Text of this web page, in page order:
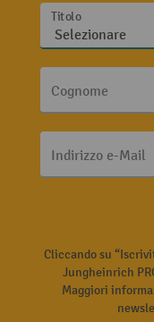
Titolo
Cognome
Indirizzo e-Mail
Cliccando su
Jungheinrich
Maggiori